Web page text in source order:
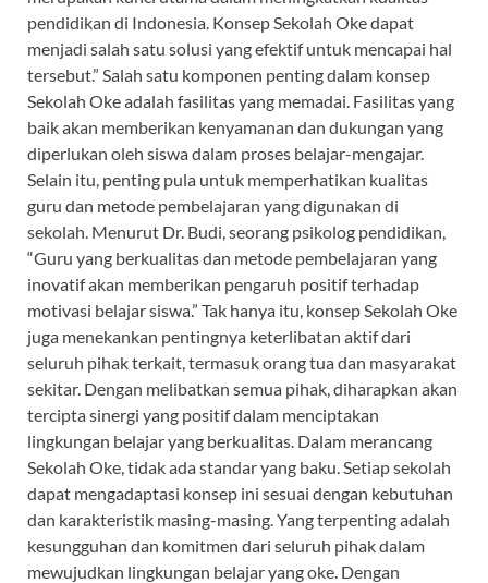
pendidikan di Indonesia. Konsep Sekolah Oke dapat
menjadi salah satu solusi yang efektif untuk mencapai hal
tersebut.” Salah satu komponen penting dalam konsep
Sekolah Oke adalah fasilitas yang memadai. Fasilitas yang
baik akan memberikan kenyamanan dan dukungan yang
diperlukan oleh siswa dalam proses belajar-mengajar.
Selain itu, penting pula untuk memperhatikan kualitas
guru dan metode pembelajaran yang digunakan di
sekolah. Menurut Dr. Budi, seorang psikolog pendidikan,
“Guru yang berkualitas dan metode pembelajaran yang
inovatif akan memberikan pengaruh positif terhadap
motivasi belajar siswa.” Tak hanya itu, konsep Sekolah Oke
juga menekankan pentingnya keterlibatan aktif dari
seluruh pihak terkait, termasuk orang tua dan masyarakat
sekitar. Dengan melibatkan semua pihak, diharapkan akan
tercipta sinergi yang positif dalam menciptakan
lingkungan belajar yang berkualitas. Dalam merancang
Sekolah Oke, tidak ada standar yang baku. Setiap sekolah
dapat mengadaptasi konsep ini sesuai dengan kebutuhan
dan karakteristik masing-masing. Yang terpenting adalah
kesungguhan dan komitmen dari seluruh pihak dalam
mewujudkan lingkungan belajar yang oke. Dengan